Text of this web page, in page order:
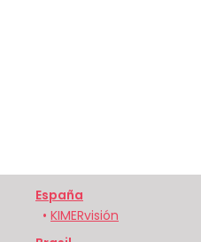
España
• KIMERvisión